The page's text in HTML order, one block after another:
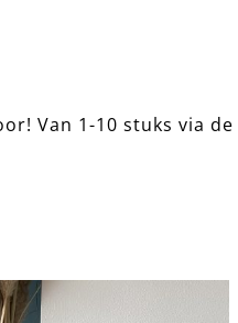
Van 1-10 stuks via de